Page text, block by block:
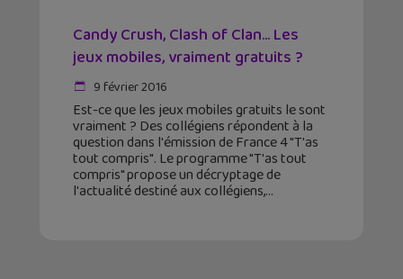
Candy Crush, Clash of Clan… Les
jeux mobiles, vraiment gratuits ?
9 février 2016
Est-ce que les jeux mobiles gratuits le sont
vraiment ? Des collégiens répondent à la
question dans l'émission de France 4 "T'as
tout compris". Le programme "T'as tout
compris" propose un décryptage de
l'actualité destiné aux collégiens,